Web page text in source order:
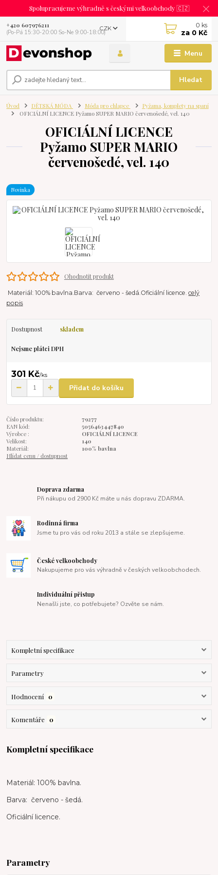
Spolupracujeme výhradně s českými velkoobchody 🇨🇿
Menu
CZK
Hledat
+420 607976211
(Po-Pá 15:30-20:00 So-Ne 9:00-18:00)
0 ks
za 0 Kč
Úvod DĚTSKÁ MÓDA Móda pro chlapce
Pyžama, komplety na spaní
OFICIÁLNÍ LICENCE Pyžamo SUPER MARIO červenošedé, vel. 140
OFICIÁLNÍ LICENCE
Pyžamo SUPER MARIO
červenošedé, vel. 140
Novinka
Ohodnotit produkt
Materiál: 100% bavlna.Barva: červeno - šedá.Oficiální licence.celý
popis
Dostupnost skladem
Nejsme plátci DPH
301 Kč/ks
Přidat do košíku
Číslo produktu:
79277
EAN kód:
5056463447840
Výrobce :
OFICIÁLNÍ LICENCE
Velikost:
140
Materiál:
100% bavlna
Hlídat cenu / dostupnost
Doprava zdarma
Při nákupu od 2900 Kč máte u nás dopravu ZDARMA.
Rodinná firma
Jsme tu pro vás od roku 2013 a stále se zlepšujeme.
České velkoobchody
Nakupujeme pro vás výhradně v českých velkoobchodech.
Individuální přistup
Nenašli jste, co potřebujete? Ozvěte se nám.
Kompletní specifikace
Parametry
Hodnocení 0
Komentáře 0
Kompletní specifikace
Materiál: 100% bavlna.
Barva: červeno - šedá.
Oficiální licence.
Parametry